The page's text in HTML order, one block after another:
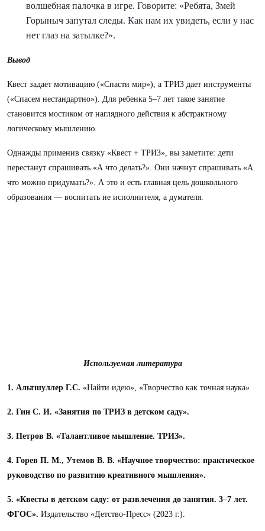
волшебная палочка в игре. Говорите: «Ребята, Змей
Горыныч запутал следы. Как нам их увидеть, если у нас
нет глаз на затылке?».
Вывод
Квест задает мотивацию («Спасти мир»), а ТРИЗ дает инструменты
(«Спасем нестандартно»). Для ребенка 5–7 лет такое занятие
становится мостиком от наглядного действия к абстрактному
логическому мышлению.
Однажды применив связку «Квест + ТРИЗ», вы заметите: дети
перестанут спрашивать «А что делать?». Они начнут спрашивать «А
что можно придумать?». А это и есть главная цель дошкольного
образования — воспитать не исполнителя, а думателя.
Используемая литература
1. Альтшуллер Г.С. «Найти идею», «Творчество как точная наука»
2. Гин С. И. «Занятия по ТРИЗ в детском саду».
3. Петров В. «Талантливое мышление. ТРИЗ».
4. Горев П. М., Утемов В. В. «Научное творчество: практическое
руководство по развитию креативного мышления».
5. «Квесты в детском саду: от развлечения до занятия. 3–7 лет.
ФГОС». Издательство «Детство-Пресс» (2023 г.).